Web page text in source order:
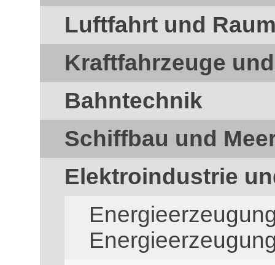
Luftfahrt und
Kraftfahrzeuge
Bahntechnik
Schiffbau und
Elektroindustrie